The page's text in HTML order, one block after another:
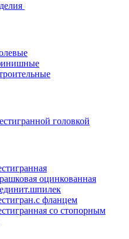
головкой
оцинкованная
фланцем
со стопорным